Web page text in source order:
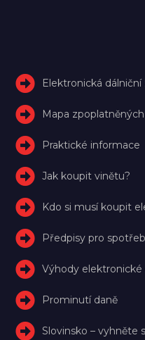
Elektronická dálniční
Mapa
Praktické informace
Jak koupit vinětu?
Kdo si musí koupit
Předpisy pro
Výhody
Prominutí daně
Slovinsko – vyhněte